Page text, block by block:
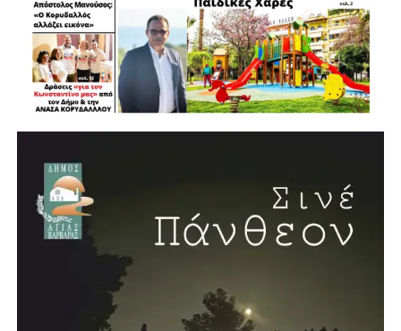
Αυτοδιοίκηση είναι ο θεσμός που επηρεάζει ουσιαστικά
ολόκληρη τη ζωή του πολίτη, «από τη στιγμή που
γεννιέται, μεγαλώνει, μορφώνεται και εργάζεται»,
διαμορφώνοντας τελικά αυτό που ονομάζουμε ποιότητα
ζωής.
Η συνέντευξη έκλεισε με μία ιδιαίτερα θετική είδηση για
την πόλη. Ο Λάμπρος Μίχος επιβεβαίωσε ότι προχωρά η
δημιουργία νέου κλειστού κολυμβητηρίου στην Αγία
Βαρβάρα, με πισίνα μήκους 25 μέτρων. Το έργο, όπως
ανέφερε, προωθείται σε συνεργασία με την Περιφέρεια και
πρόκειται να κατασκευαστεί σε χώρο χαρακτηρισμένο για
αθλητικές εγκαταστάσεις.